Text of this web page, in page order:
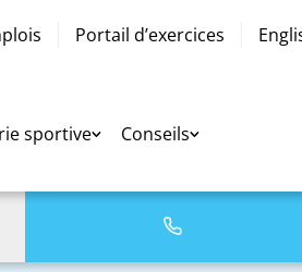
sportive Conseils
Portail d’exercices